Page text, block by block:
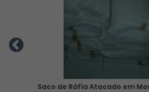
Saco de Ráfia Atacado em